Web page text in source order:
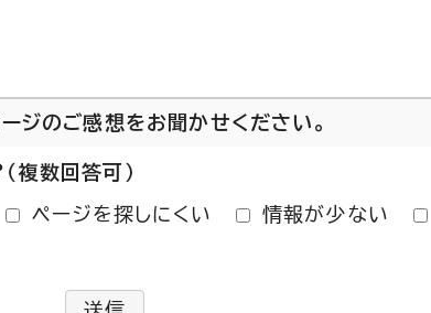
ジのご感想をお聞かせください。
複数回答可）
ページを探しにくい 情報が少ない